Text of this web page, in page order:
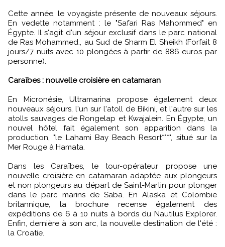
Cette année, le voyagiste présente de nouveaux séjours.
En vedette notamment : le "Safari Ras Mahommed" en
Égypte. Il s'agit d'un séjour exclusif dans le parc national
de Ras Mohammed., au Sud de Sharm El Sheikh (Forfait 8
jours/7 nuits avec 10 plongées à partir de 886 euros par
personne).
Caraïbes : nouvelle croisière en catamaran
En Micronésie, Ultramarina propose également deux
nouveaux séjours, l'un sur l'atoll de Bikini, et l'autre sur les
atolls sauvages de Rongelap et Kwajalein. En Égypte, un
nouvel hôtel fait également son apparition dans la
production, "le Lahami Bay Beach Resort***", situé sur la
Mer Rouge à Hamata.
Dans les Caraïbes, le tour-opérateur propose une
nouvelle croisière en catamaran adaptée aux plongeurs
et non plongeurs au départ de Saint-Martin pour plonger
dans le parc marins de Saba. En Alaska et Colombie
britannique, la brochure recense également des
expéditions de 6 à 10 nuits à bords du Nautilus Explorer.
Enfin, dernière à son arc, la nouvelle destination de l'été :
la Croatie.